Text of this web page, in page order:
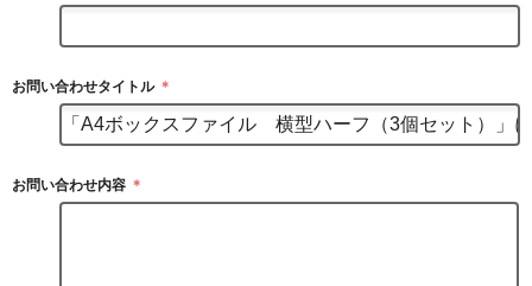
お問い合わせタイトル ＊
お問い合わせ内容 ＊